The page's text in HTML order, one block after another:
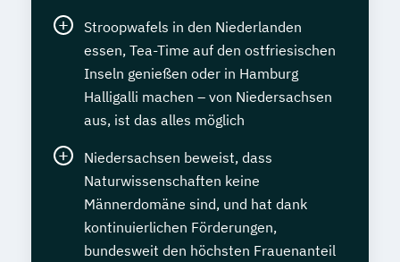
Stroopwafels in den Niederlanden
essen, Tea-Time auf den ostfriesischen
Inseln genießen oder in Hamburg
Halligalli machen – von Niedersachsen
aus, ist das alles möglich
Niedersachsen beweist, dass
Naturwissenschaften keine
Männerdomäne sind, und hat dank
kontinuierlichen Förderungen,
bundesweit den höchsten Frauenanteil